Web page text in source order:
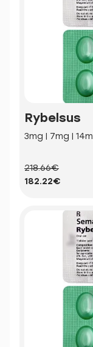
Rybelsus
3mg | 7mg |
218.66€
182.22€